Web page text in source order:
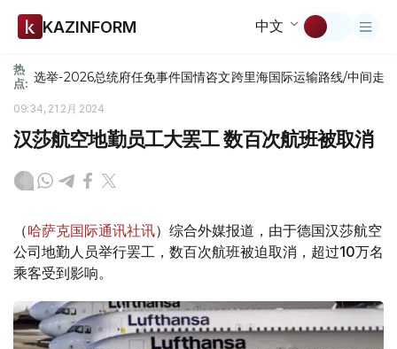
KAZINFORM 中文
热
点: 选举-2026总统府任免事件国情咨文跨里海国际运输路线/中间走廊
09:34, 21 2月 2024
汉莎航空地勤员工大罢工 数百次航班被取消
（哈萨克国际通讯社讯）综合外媒报道，由于德国汉莎航空
公司地勤人员举行罢工，数百次航班被迫取消，超过10万名
乘客受到影响。